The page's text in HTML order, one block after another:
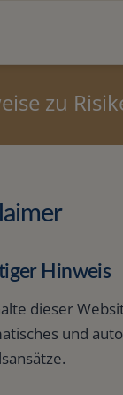
zu
Hinweis
dieser
und